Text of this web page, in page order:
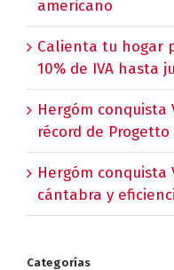
americano
Calienta tu hogar
10% de IVA hasta
Hergóm conquista
récord de Progetto
Hergóm conquista
cántabra y
Categorías